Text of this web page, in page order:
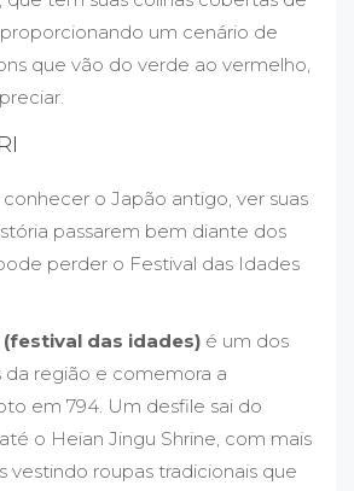
um cenário de
que vão do verde ao vermelho,
o Japão antigo, ver suas
passarem bem diante dos
perder o Festival das Idades
das idades) é um dos
da região e comemora a
em 794. Um desfile sai do
o Heian Jingu Shrine, com mais
vestindo roupas tradicionais que